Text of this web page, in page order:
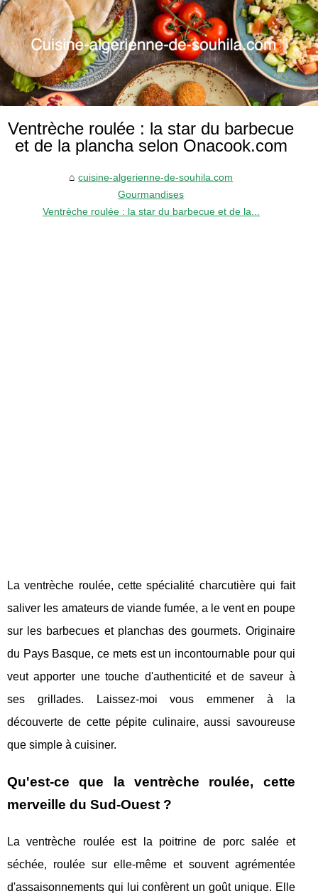
Ventrèche roulée : la star du barbecue
et de la plancha selon Onacook.com
cuisine-algerienne-de-souhila.com
Gourmandises
Ventrèche roulée : la star du barbecue et de la...
La ventrèche roulée, cette spécialité charcutière qui fait
saliver les amateurs de viande fumée, a le vent en poupe
sur les barbecues et planchas des gourmets. Originaire
du Pays Basque, ce mets est un incontournable pour qui
veut apporter une touche d'authenticité et de saveur à
ses grillades. Laissez-moi vous emmener à la
découverte de cette pépite culinaire, aussi savoureuse
que simple à cuisiner.
Qu'est-ce que la ventrèche roulée, cette
merveille du Sud-Ouest ?
La ventrèche roulée est la poitrine de porc salée et
séchée, roulée sur elle-même et souvent agrémentée
d'assaisonnements qui lui confèrent un goût unique. Elle